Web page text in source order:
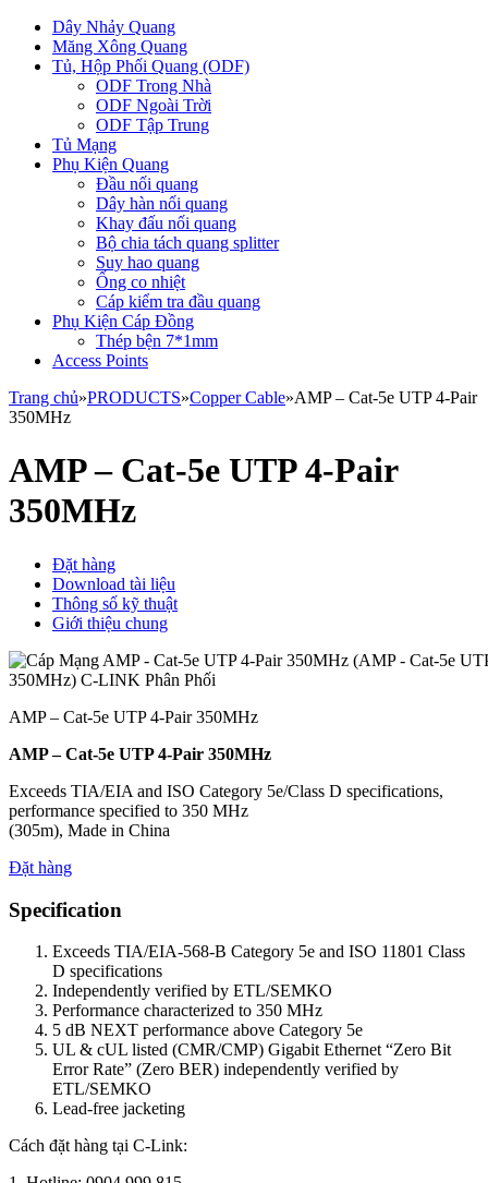
Dây Nhảy Quang
Măng Xông Quang
Tủ, Hộp Phối Quang (ODF)
ODF Trong Nhà
ODF Ngoài Trời
ODF Tập Trung
Tủ Mạng
Phụ Kiện Quang
Đầu nối quang
Dây hàn nối quang
Khay đấu nối quang
Bộ chia tách quang splitter
Suy hao quang
Ống co nhiệt
Cáp kiểm tra đầu quang
Phụ Kiện Cáp Đồng
Thép bện 7*1mm
Access Points
Trang chủ»PRODUCTS»Copper Cable»AMP – Cat-5e UTP 4-Pair
350MHz
AMP – Cat-5e UTP 4-Pair
350MHz
Đặt hàng
Download tài liệu
Thông số kỹ thuật
Giới thiệu chung
AMP – Cat-5e UTP 4-Pair 350MHz
AMP – Cat-5e UTP 4-Pair 350MHz
Exceeds TIA/EIA and ISO Category 5e/Class D specifications,
performance specified to 350 MHz
(305m), Made in China
Đặt hàng
Specification
Exceeds TIA/EIA-568-B Category 5e and ISO 11801 Class
D specifications
Independently verified by ETL/SEMKO
Performance characterized to 350 MHz
5 dB NEXT performance above Category 5e
UL & cUL listed (CMR/CMP) Gigabit Ethernet “Zero Bit
Error Rate” (Zero BER) independently verified by
ETL/SEMKO
Lead-free jacketing
Cách đặt hàng tại C-Link: